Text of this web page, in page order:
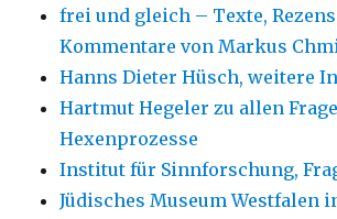
frei und gleich – Texte,
Kommentare von Markus
Hanns Dieter Hüsch, weitere
Hartmut Hegeler zu allen
Hexenprozesse
Institut für Sinnforschung,
Jüdisches Museum Westfalen